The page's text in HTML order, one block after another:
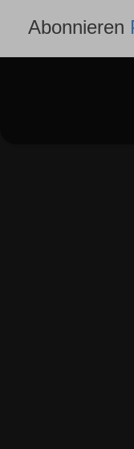
Abonnieren